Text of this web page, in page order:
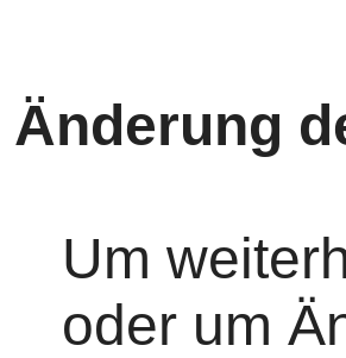
Änderung
Um
oder um